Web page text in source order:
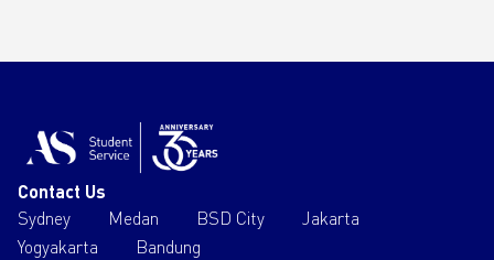
Contact Us
Sydney
Medan BSD City
Jakarta
Yogyakarta
Bandung